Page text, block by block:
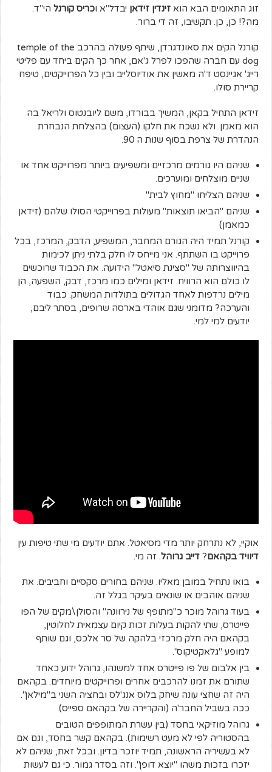
זוג התאומים הבא הואזינדין זידאן יבדל"א וכריס קורנל הי"ד.
מה?! כן, כן. תקשיבו, זה די ברור.
קורנל הקים את סאונדגרדן, שיתף פעולה בהרכב temple of the
dog עם חברה שהפכו לפרל ג'אם, אחר כך הקים ביחד עם פליטי
רייג' אגיינסט ד'ה מאשין את אודיוסלייב ובין כל הפרוייקטים, טיפח
קריירת סולו.
זידאן התחיל בקאן, המשיך בבורדו, משם ליובנטוס ולריאל בה
הוא מאמן. ולא נשכח את חלקו (העצום) בהצלחת הנבחרת
הנהדרת של צרפת בסוף שנות ה 90.
שניהם היו גורמים מרכזיים ומשפיעים ביותר מפרוייקט אחד או
שניים מוצלחים ומוערכים.
שניהם הצליחו "מחוץ לבית"
שניהם "הביאו תוצאות" מעולות בפרוייקטי הסולו שלהם (זידאן
כמאמן)
קורנל תמיד היה הגורם המחבר, המשפיע, הדבק, המרכז, בכל
פרוייקט בו השתתף. אני מייחס לו חלק בלתי ניתן לכימות
בהיווצרותה של "סצינת סיאטל" הידועה. את הכבוד שרוכשים
לו כולם הוא הרוויח. זידאן ומילים כמו מרכז, דבק, השפעה, הן
מילים נרדפות לאחד הגדולים בתולדות המשחק. כבוד
והערכה? מדומני שגם אוהדי בארסה שרופים, בסתר ליבם,
יודעים למי למי.
אוקיי, לא נתרחק יותר מדי מסיאטל. אתם יודעים מי שתי טיפות עין
דיוויד בקהאם?דייב גרוהל. זה מי.
בואו נתחיל במובן מאליו. שניהם בחורים סקסיים וחביבים. את
שניהם אוהבים או שונאים בעיקר בגלל זה.
בעוד גרוהל מוכר כ"מתופף של נירוונה" והסולן\מקים של הפו
פייטרס, שתי להקות בעלות זכות קיום עצמאית לחלוטין,
בקהאם היה חלק מרכזי בלהקה של סר אלכס, וגם שותף
למופע "גלאקטיקוס".
בין אלבום של פו פייטרס אחד למשנהו, גרוהל ידוע כאחד
שתורם את זמנו להרכבים אחרים ופרוייקטים מיוחדים. בקהאם
היה זה שחצי עונה שיחק בלוס אנג'לס ובחציה השני ב"מילאן".
ככה בשביל החבר'ה (והקריירה של בקהאם ספייס).
גרוהל מוזיקאי בחסד (בין עשרת המתופפים הטובים
בהסטוריה לפי לא מעט רשימות). בקהאם קשר בחסד, וגם אם
לא בעשיריה הראשונה, תמיד יוזכר בדיון. ובכל זאת, שניהם לא
יזכרו בזכות משהו "יוצא דופן". וזה בסדר גמור. כי גם לעשות